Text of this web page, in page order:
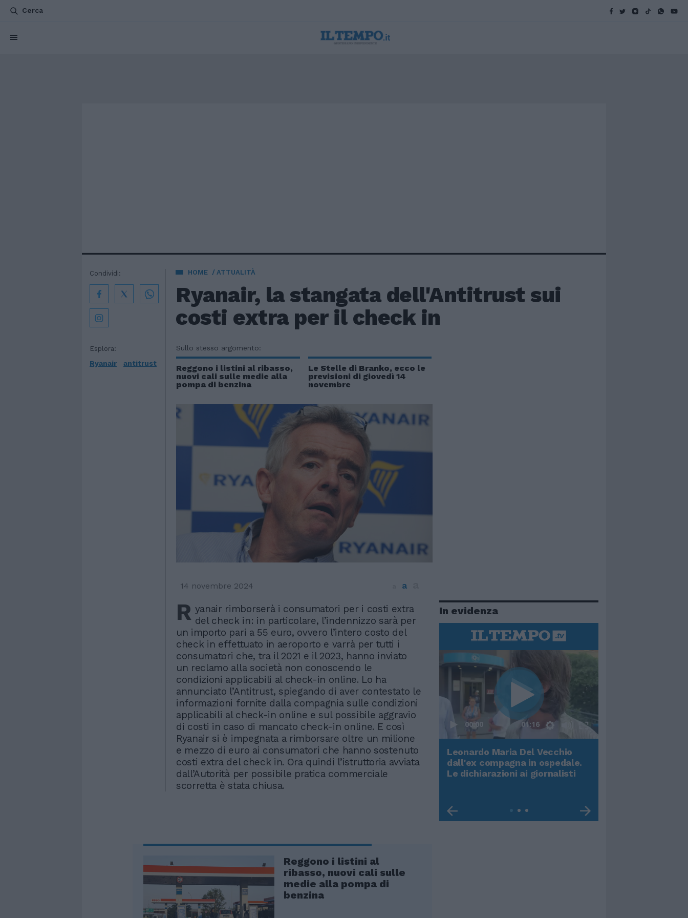
Cerca
HOME ATTUALITÀ
Ryanair, la stangata dell'Antitrust sui
costi extra per il check in
Esplora:
Ryanair antitrust
Condividi:
Sullo stesso argomento:
Reggono i listini al ribasso,
nuovi cali sulle medie alla
pompa di benzina
Le Stelle di Branko, ecco le
previsioni di giovedì 14
novembre
14 novembre 2024 a
R yanair rimborserà i consumatori per i costi extra
del check in: in particolare, l’indennizzo sarà per
un importo pari a 55 euro, ovvero l’intero costo del
check in effettuato in aeroporto e varrà per tutti i
consumatori che, tra il 2021 e il 2023, hanno inviato
un reclamo alla società non conoscendo le
condizioni applicabili al check-in online. Lo ha
annunciato l’Antitrust, spiegando di aver contestato le
informazioni fornite dalla compagnia sulle condizioni
applicabili al check-in online e sul possibile aggravio
di costi in caso di mancato check-in online. E così
Ryanair si è impegnata a rimborsare oltre un milione
e mezzo di euro ai consumatori che hanno sostenuto
costi extra del check in. Ora quindi l’istruttoria avviata
dall’Autorità per possibile pratica commerciale
scorretta è stata chiusa.
Reggono i listini al
ribasso, nuovi cali sulle
medie alla pompa di
benzina
In evidenza
Rudy Giuliani a Come States?
Trump, Meloni e la strategia
00:00 01:16
Leonardo Maria Del Vecchio
dall'ex compagna in ospedale.
Le dichiarazioni ai giornalisti